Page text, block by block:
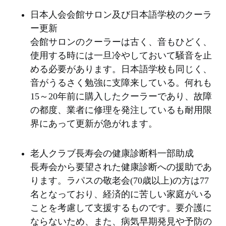
日本人会会館サロン及び日本語学校のクーラ
ー更新
会館サロンのクーラーは古く、音もひどく、
使用する時には一旦冷やしておいて騒音を止
める必要があります。日本語学校も同じく、
音がうるさく勉強に支障来している。何れも
15～20年前に購入したクーラーであり、故障
の都度、業者に修理を発注しているも耐用限
界にあって更新が急がれます。
老人クラブ長寿会の健康診断料一部助成
長寿会から要望された健康診断への援助であ
ります。ラパスの敬老会(70歳以上)の方は77
名となっており、経済的に苦しい家庭がいる
ことを考慮して支援するものです。要介護に
ならないため、また、病気早期発見や予防の